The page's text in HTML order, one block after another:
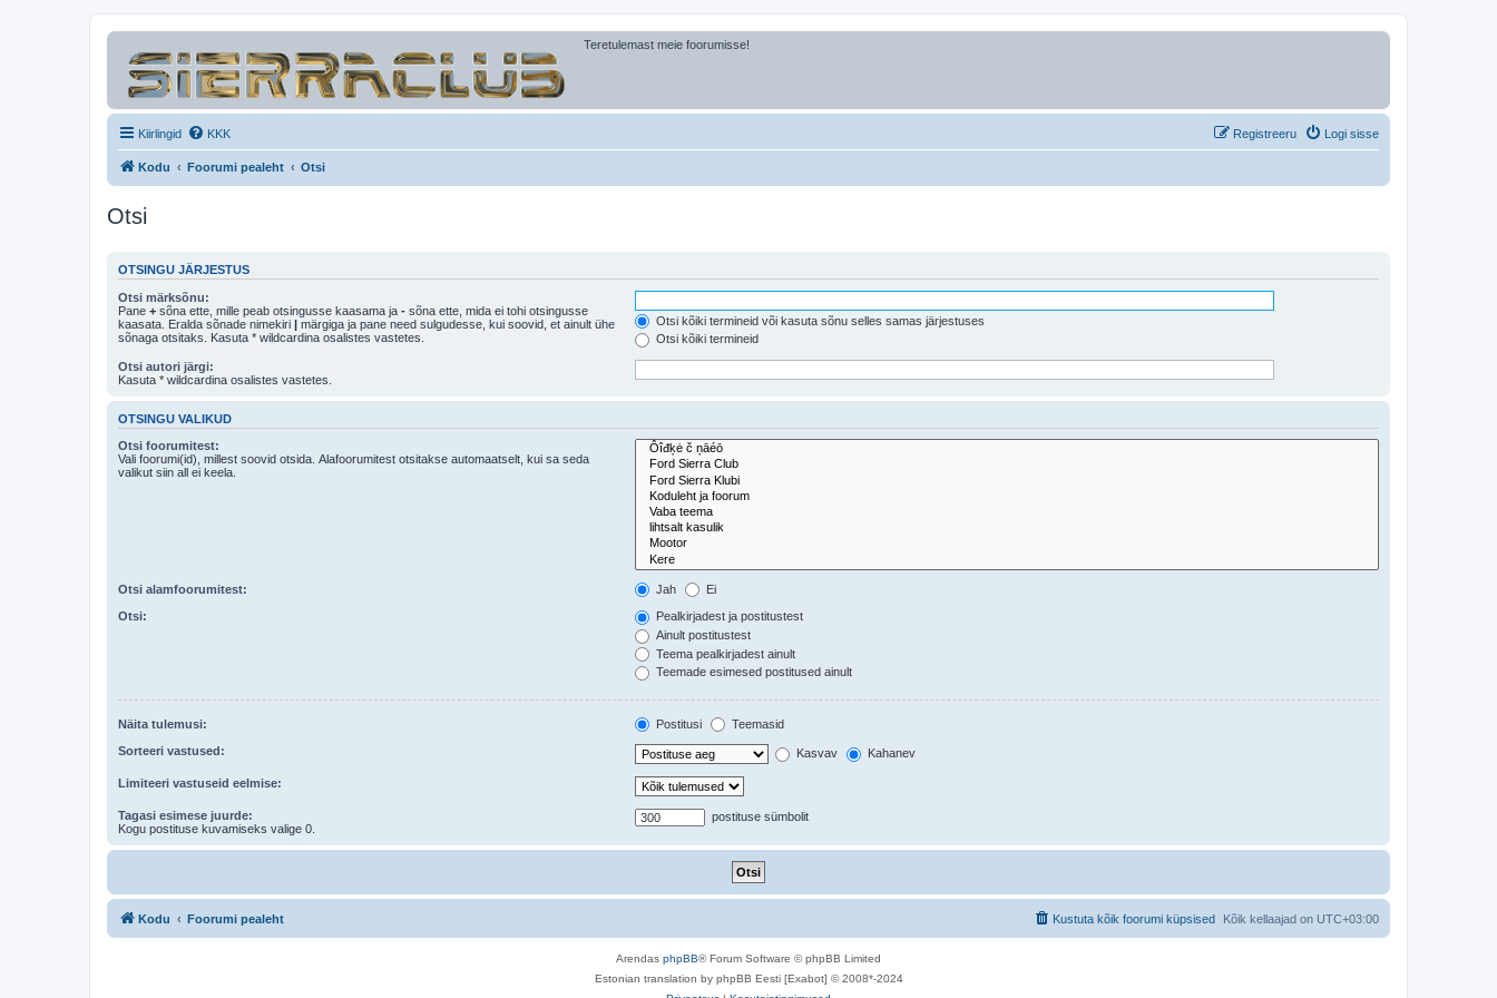
Teretulemast meie foorumisse!
Kiirlingid KKK Logi sisse
Registreeru
Kodu Foorumi pealeht Otsi
Otsi
OTSINGU JÄRJESTUS
Otsi märksõnu:
Pane + sõna ette, mille peab otsingusse kaasama ja - sõna ette, mida ei tohi otsingusse
kaasata. Eralda sõnade nimekiri | märgiga ja pane need sulgudesse, kui soovid, et ainult ühe
sõnaga otsitaks. Kasuta * wildcardina osalistes vastetes.
Otsi kõiki termineid või kasuta sõnu selles samas järjestuses
Otsi kõiki termineid
Otsi autori järgi:
Kasuta * wildcardina osalistes vastetes.
OTSINGU VALIKUD
Otsi foorumitest:
Vali foorumi(id), millest soovid otsida. Alafoorumitest otsitakse automaatselt, kui sa seda
valikut siin all ei keela.
Otsi alamfoorumitest: Jah Ei
Otsi:
Pealkirjadest ja postitustest
Ainult postitustest
Teema pealkirjadest ainult
Teemade esimesed postitused ainult
Näita tulemusi: Postitusi Teemasid
Sorteeri vastused: Kasvav Kahanev
Limiteeri vastuseid eelmise:
Tagasi esimese juurde:
Kogu postituse kuvamiseks valige 0.
postituse sümbolit
Kodu Foorumi pealeht Kõik kellaajad on UTC+03:00
Kustuta kõik foorumi küpsised
Arendas phpBB® Forum Software © phpBB Limited
Estonian translation by phpBB Eesti [Exabot] © 2008*-2024